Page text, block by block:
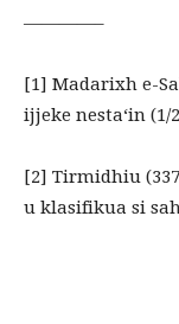
————–
[1] Madarixh e-
ijjeke nesta‘in (1/
[2] Tirmidhiu
u klasifikua si